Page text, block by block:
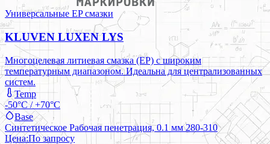
Универсальные EP смазки
KLUVEN LUXEN LYS
Многоцелевая литиевая смазка (EP) с широким
температурным диапазоном. Идеальна для централизованных
систем.
Temp
-50°C / +70°C
Base
Синтетическое Рабочая пенетрация, 0.1 мм 280-310
Цена:По запросу